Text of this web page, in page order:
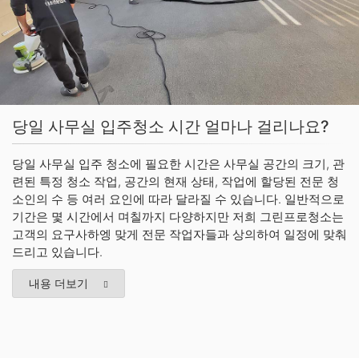
당일 사무실 입주청소 시간 얼마나 걸리나요?
당일 사무실 입주 청소에 필요한 시간은 사무실 공간의 크기, 관
련된 특정 청소 작업, 공간의 현재 상태, 작업에 할당된 전문 청
소인의 수 등 여러 요인에 따라 달라질 수 있습니다. 일반적으로
기간은 몇 시간에서 며칠까지 다양하지만 저희 그린프로청소는
고객의 요구사하엥 맞게 전문 작업자들과 상의하여 일정에 맞춰
드리고 있습니다.
내용 더보기